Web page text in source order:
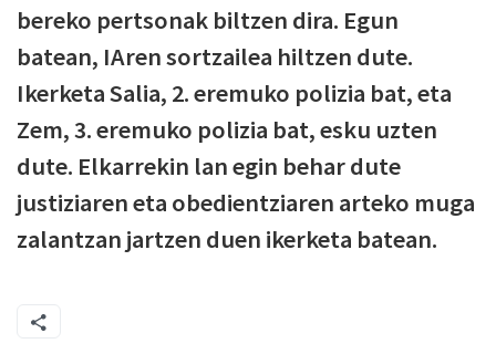
bereko pertsonak biltzen dira. Egun
batean, IAren sortzailea hiltzen dute.
Ikerketa Salia, 2. eremuko polizia bat, eta
Zem, 3. eremuko polizia bat, esku uzten
dute. Elkarrekin lan egin behar dute
justiziaren eta obedientziaren arteko muga
zalantzan jartzen duen ikerketa batean.